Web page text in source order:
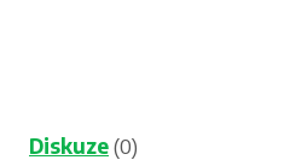
Diskuze(0)